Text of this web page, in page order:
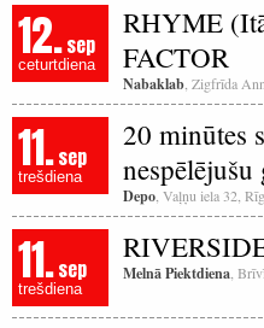
12.sep
ceturtdiena
RHYME
FACTOR
Nabaklab , Zigfrīda
11.sep
trešdiena
20 minūtes
Depo , Vaļņu iela 32,
11.sep
trešdiena
Melnā Piektdiena ,